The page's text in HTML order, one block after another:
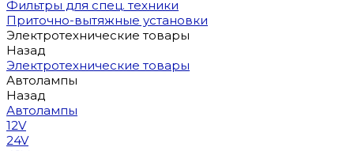
Фильтры для спец. техники
Приточно-вытяжные установки
Электротехнические товары
Назад
Электротехнические товары
Автолампы
Назад
Автолампы
12V
24V